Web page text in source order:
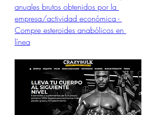
anuales brutos obtenidos por la
empresa/actividad económica -
Compre esteroides anabólicos en
línea